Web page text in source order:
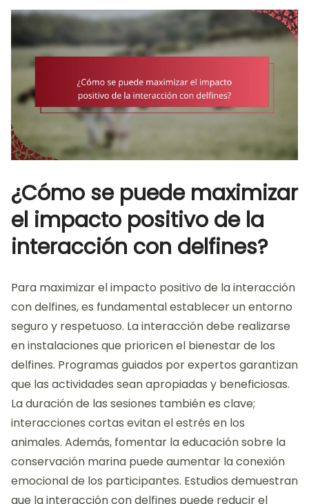
¿Cómo se puede maximizar
el impacto positivo de la
interacción con delfines?
Para maximizar el impacto positivo de la interacción
con delfines, es fundamental establecer un entorno
seguro y respetuoso. La interacción debe realizarse
en instalaciones que prioricen el bienestar de los
delfines. Programas guiados por expertos garantizan
que las actividades sean apropiadas y beneficiosas.
La duración de las sesiones también es clave;
interacciones cortas evitan el estrés en los
animales. Además, fomentar la educación sobre la
conservación marina puede aumentar la conexión
emocional de los participantes. Estudios demuestran
que la interacción con delfines puede reducir el